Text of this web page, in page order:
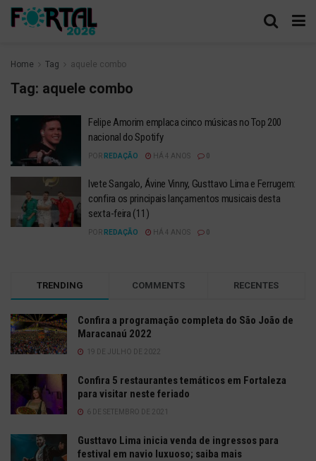
Home Tag aquele combo
Tag: aquele combo
Felipe Amorim emplaca cinco músicas no Top 200
nacional do Spotify
POR REDAÇÃO HÁ 4 ANOS
Ivete Sangalo, Ávine Vinny, Gusttavo Lima e Ferrugem:
confira os principais lançamentos musicais desta
sexta-feira (11)
POR REDAÇÃO HÁ 4 ANOS
TRENDING COMMENTS RECENTES
Confira a programação completa do São João de
Maracanaú 2022
19 DE JULHO DE 2022
Confira 5 restaurantes temáticos em Fortaleza
para visitar neste feriado
6 DE SETEMBRO DE 2021
Gusttavo Lima inicia venda de ingressos para
festival em navio luxuoso; saiba mais